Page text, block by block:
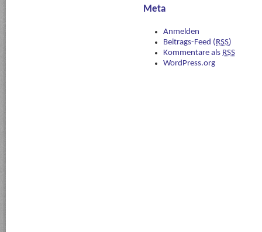
Meta
Anmelden
Beitrags-Feed ( RSS)
Kommentare als RSS
WordPress.org